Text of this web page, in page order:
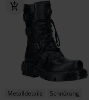
Metalldetails
Schnürung